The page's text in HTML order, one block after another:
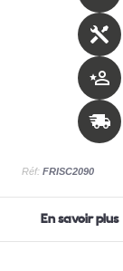
Réf: FRISC2090
En savoir plus